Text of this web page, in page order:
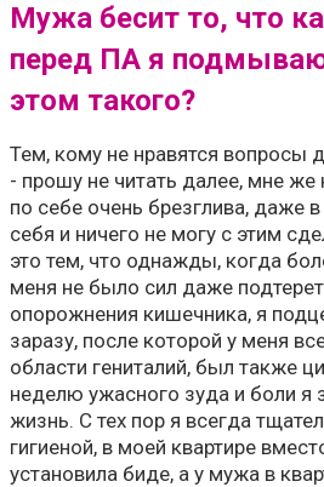
Мужа бесит то, что
перед ПА я
этом такого?
Тем, кому не нравятся вопросы
- прошу не читать далее, мне же
по себе очень брезглива, даже
себя и ничего не могу с этим
это тем, что однажды, когда
меня не было сил даже
опорожнения кишечника, я
заразу, после которой у меня
области гениталий, был также
неделю ужасного зуда и боли я
жизнь. С тех пор я всегда
гигиеной, в моей квартире
установила биде, а у мужа в